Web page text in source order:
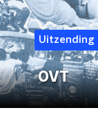
Uitzending
OVT